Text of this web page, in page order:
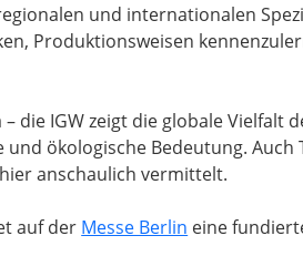
und internationalen
Produktionsweisen
die IGW zeigt die globale Vielfalt
ökologische Bedeutung. Auch
anschaulich vermittelt.
auf der Messe Berlin eine